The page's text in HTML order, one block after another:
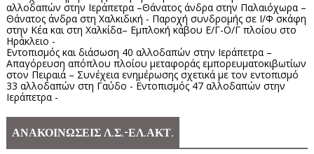
αλλοδαπών στην Ιεράπετρα –Θάνατος άνδρα στην Παλαιόχωρα –
Θάνατος άνδρα στη Χαλκιδική - Παροχή συνδρομής σε Ι/Φ σκάφη
στην Κέα και στη Χαλκίδα– Εμπλοκή κάβου Ε/Γ-Ο/Γ πλοίου στο
Ηράκλειο -
Εντοπισμός και διάσωση 40 αλλοδαπών στην Ιεράπετρα –
Απαγόρευση απόπλου πλοίου μεταφοράς εμπορευματοκιβωτίων
στον Πειραιά – Συνέχεια ενημέρωσης σχετικά με τον εντοπισμό
33 αλλοδαπών στη Γαύδο - Εντοπισμός 47 αλλοδαπών στην
Ιεράπετρα -
ΑΝΑΚΟΙΝΩΣΕΙΣ Λ.Σ.-ΕΛ.ΑΚΤ.